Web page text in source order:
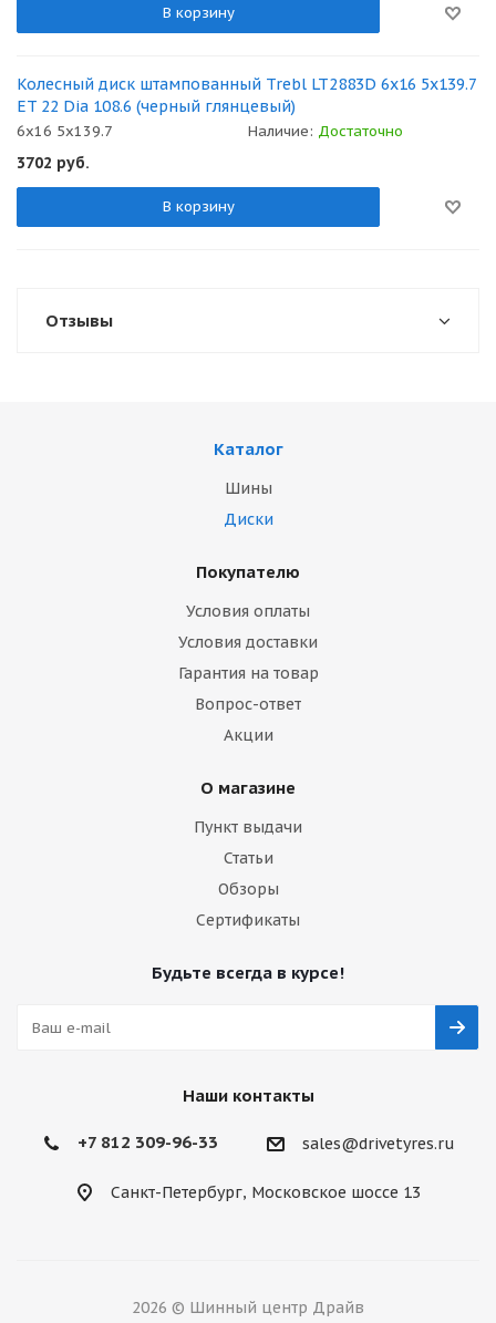
В корзину
Колесный диск штампованный Trebl LT2883D 6x16 5x139.7
ET 22 Dia 108.6 (черный глянцевый)
6x16 5x139.7 Наличие: Достаточно
3702 руб.
В корзину
Отзывы
Каталог
Шины
Диски
Покупателю
Условия оплаты
Условия доставки
Гарантия на товар
Вопрос-ответ
Акции
О магазине
Пункт выдачи
Статьи
Обзоры
Сертификаты
Будьте всегда в курсе!
Наши контакты
+7 812 309-96-33 sales@drivetyres.ru
Санкт-Петербург, Московское шоссе 13
2026 © Шинный центр Драйв